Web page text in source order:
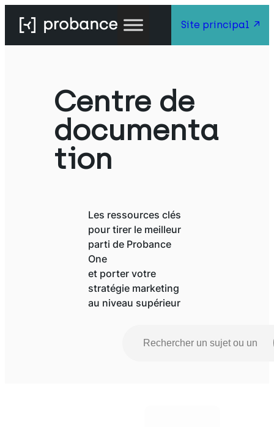
Site principal
Centre de
documenta
tion
Les ressources clés
pour tirer le meilleur
parti de Probance
One
et porter votre
stratégie marketing
au niveau supérieur